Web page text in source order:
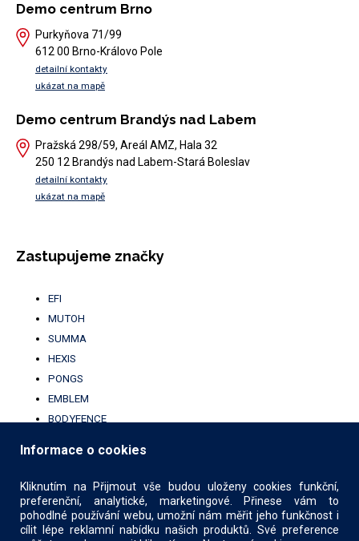
Demo centrum Brno
Purkyňova 71/99
612 00 Brno-Královo Pole
detailní kontakty
ukázat na mapě
Demo centrum Brandýs nad Labem
Pražská 298/59, Areál AMZ, Hala 32
250 12 Brandýs nad Labem-Stará Boleslav
detailní kontakty
ukázat na mapě
Zastupujeme značky
EFI
MUTOH
SUMMA
HEXIS
PONGS
EMBLEM
BODYFENCE
KALA
Informace o cookies
Kliknutím na Přijmout vše budou uloženy cookies funkční,
preferenční, analytické, marketingové. Přinese vám to
pohodlné používání webu, umožní nám měřit jeho funkčnost i
cílit lépe reklamní nabídku našich produktů. Své preference